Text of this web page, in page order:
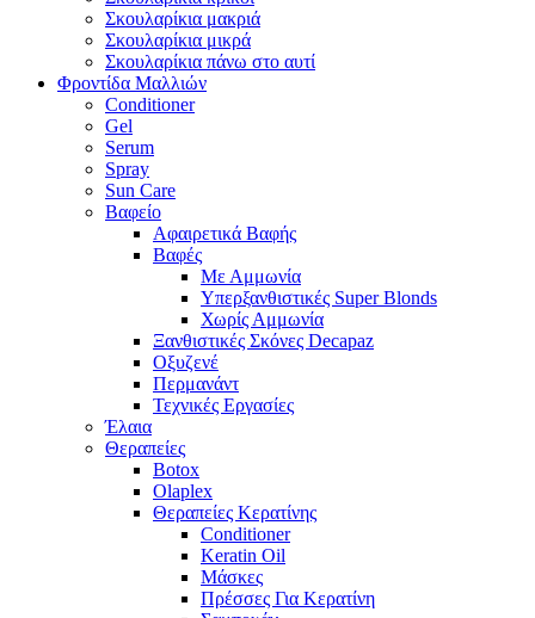
Σκουλαρίκια μακριά
Σκουλαρίκια μικρά
Σκουλαρίκια πάνω στο αυτί
Φροντίδα Μαλλιών
Conditioner
Gel
Serum
Spray
Sun Care
Βαφείο
Αφαιρετικά Βαφής
Βαφές
Με Αμμωνία
Υπερξανθιστικές Super Blonds
Χωρίς Αμμωνία
Ξανθιστικές Σκόνες Decapaz
Οξυζενέ
Περμανάντ
Τεχνικές Εργασίες
Έλαια
Θεραπείες
Botox
Olaplex
Θεραπείες Κερατίνης
Conditioner
Keratin Oil
Μάσκες
Πρέσσες Για Κερατίνη